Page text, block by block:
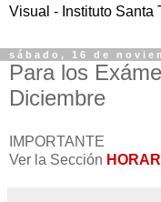
Visual - Instituto Santa
sábado, 16 de
Para los
Diciembre
IMPORTANTE
Ver la Sección